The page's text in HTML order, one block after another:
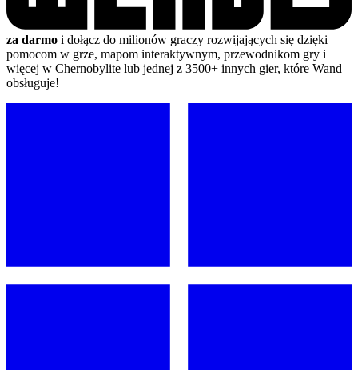
za darmo i dołącz do milionów graczy rozwijających się dzięki
pomocom w grze, mapom interaktywnym, przewodnikom gry i
więcej w Chernobylite lub jednej z 3500+ innych gier, które Wand
obsługuje!